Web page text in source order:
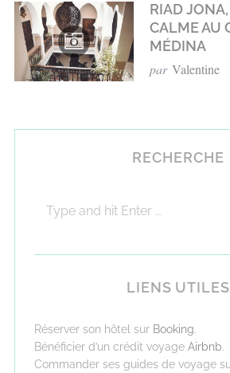
RIAD
CALME AU
MÉDINA
par Valentine
RECHERCHE
LIENS UTILES
Réserver son hôtel sur Booking.
Bénéficier d’un crédit voyage Airbnb.
Commander ses guides de voyage